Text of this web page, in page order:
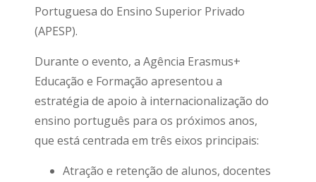
Portuguesa do Ensino Superior Privado
(APESP).
Durante o evento, a Agência Erasmus+
Educação e Formação apresentou a
estratégia de apoio à internacionalização do
ensino português para os próximos anos,
que está centrada em três eixos principais:
Atração e retenção de alunos, docentes